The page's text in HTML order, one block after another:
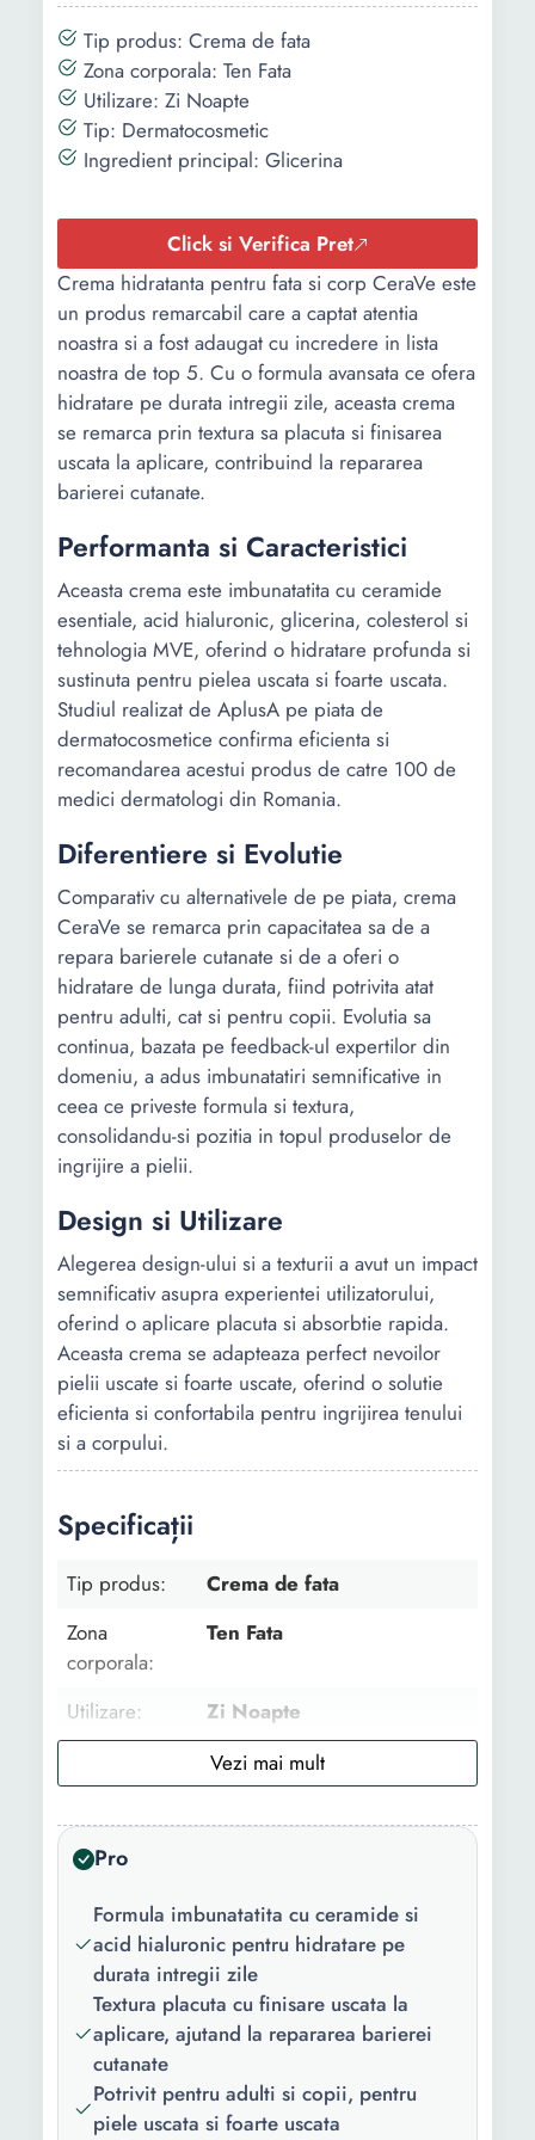
Culoare:
Verde
Tip produs: Crema de fata
Zona corporala: Ten Fata
Utilizare: Zi Noapte
Tip: Dermatocosmetic
Ingredient principal: Glicerina
Click si Verifica Pret
Crema hidratanta pentru fata si corp CeraVe este
un produs remarcabil care a captat atentia
noastra si a fost adaugat cu incredere in lista
noastra de top 5. Cu o formula avansata ce ofera
hidratare pe durata intregii zile, aceasta crema
se remarca prin textura sa placuta si finisarea
uscata la aplicare, contribuind la repararea
barierei cutanate.
Performanta si Caracteristici
Aceasta crema este imbunatatita cu ceramide
esentiale, acid hialuronic, glicerina, colesterol si
tehnologia MVE, oferind o hidratare profunda si
sustinuta pentru pielea uscata si foarte uscata.
Studiul realizat de AplusA pe piata de
dermatocosmetice confirma eficienta si
recomandarea acestui produs de catre 100 de
medici dermatologi din Romania.
Diferentiere si Evolutie
Comparativ cu alternativele de pe piata, crema
CeraVe se remarca prin capacitatea sa de a
repara barierele cutanate si de a oferi o
hidratare de lunga durata, fiind potrivita atat
pentru adulti, cat si pentru copii. Evolutia sa
continua, bazata pe feedback-ul expertilor din
domeniu, a adus imbunatatiri semnificative in
ceea ce priveste formula si textura,
consolidandu-si pozitia in topul produselor de
ingrijire a pielii.
Design si Utilizare
Alegerea design-ului si a texturii a avut un impact
semnificativ asupra experientei utilizatorului,
oferind o aplicare placuta si absorbtie rapida.
Aceasta crema se adapteaza perfect nevoilor
pielii uscate si foarte uscate, oferind o solutie
eficienta si confortabila pentru ingrijirea tenului
si a corpului.
Specificații
Tip produs:
Crema de fata
Zona
corporala:
Ten Fata
Utilizare:
Zi Noapte
Dermatocosmetic
Tipul de ten:
Uscat Normal
Forma/Textura: Crema
Proprietati:
Acid hialuronic Fara
Continut
1 x Crema de fata
Pro
Formula imbunatatita cu ceramide si
acid hialuronic pentru hidratare pe
durata intregii zile
Textura placuta cu finisare uscata la
aplicare, ajutand la repararea barierei
cutanate
Potrivit pentru adulti si copii, pentru
piele uscata si foarte uscata